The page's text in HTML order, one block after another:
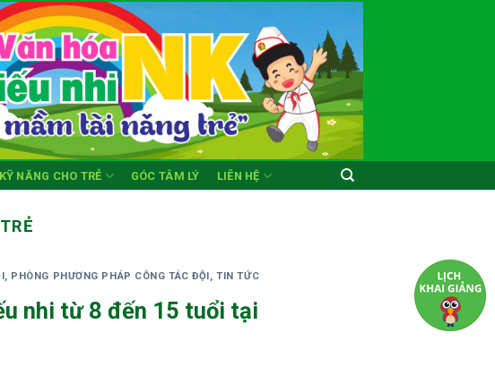
KỸ NĂNG CHO TRẺ GÓC TÂM LÝ LIÊN HỆ
, PHÒNG PHƯƠNG PHÁP CÔNG TÁC ĐỘI ,TIN TỨC
nhi từ 8 đến 15 tuổi tại